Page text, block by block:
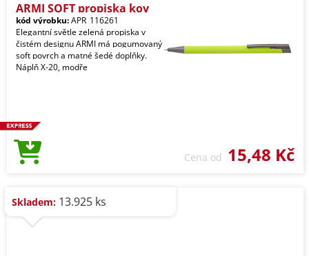
ARMI SOFT propiska kov
kód výrobku:APR_116261
Elegantní světle zelená propiska v
čistém designu ARMI má pogumovaný
soft povrch a matné šedé doplňky.
Náplň X-20, modře
Cena od 15,48 Kč
Skladem: 13.925 ks